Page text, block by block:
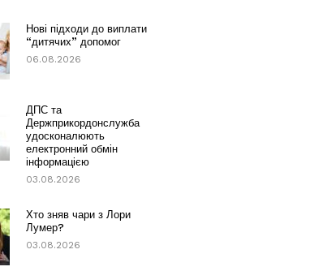
Нові підходи до виплати
“дитячих” допомог
06.08.2026
ДПС та
Держприкордонслужба
удосконалюють
електронний обмін
інформацією
03.08.2026
Хто зняв чари з Лори
Лумер?
03.08.2026